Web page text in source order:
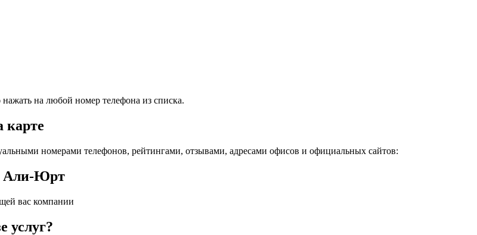
на любой номер телефона из списка.
карте
номерами телефонов, рейтингами, отзывами, адресами офисов и официальных сайтов:
Али-Юрт
вас компании
услуг?